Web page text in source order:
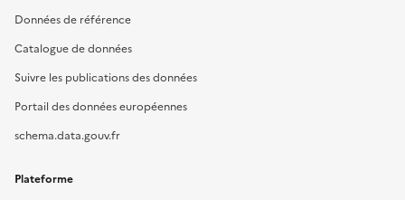
Données de référence
Catalogue de données
Suivre les publications des données
Portail des données européennes
schema.data.gouv.fr
Plateforme